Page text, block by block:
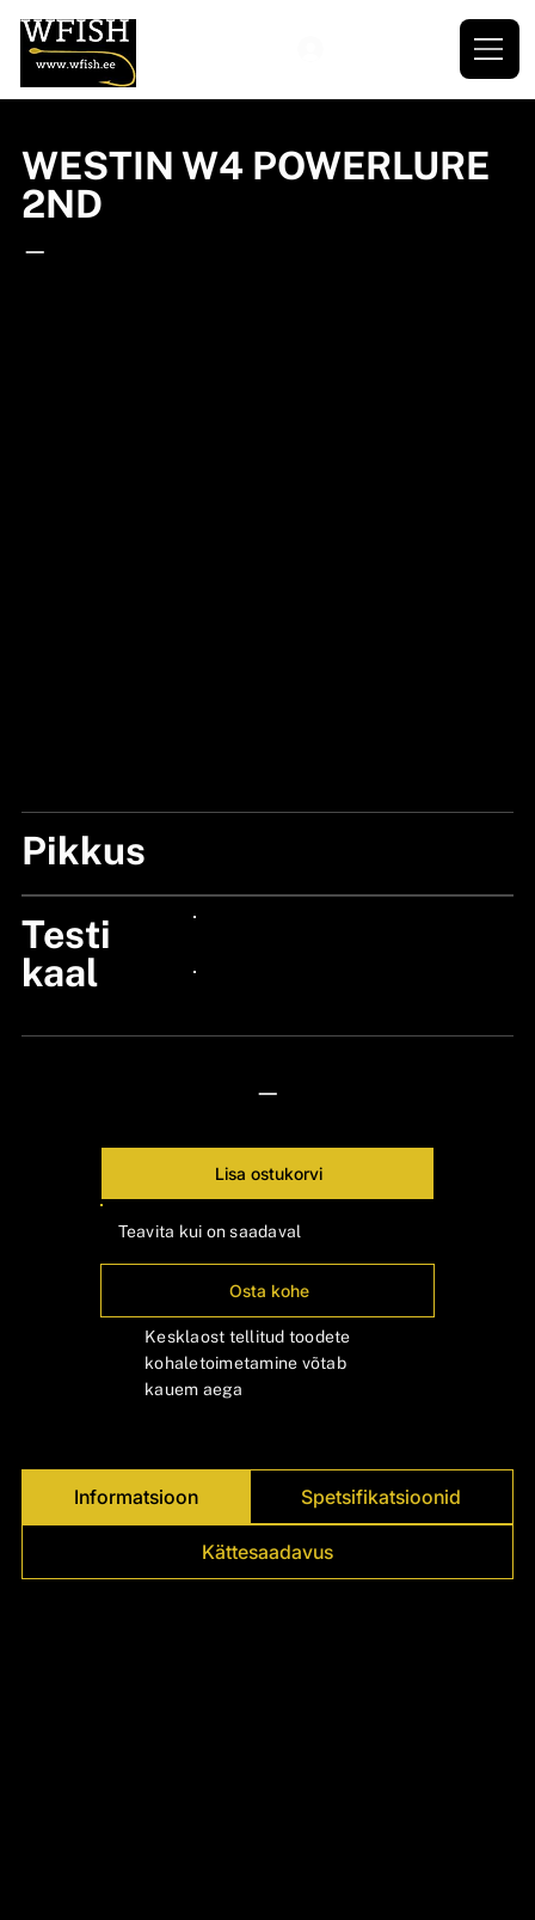
Pikkus
Testi
kaal
—
Lisa ostukorvi
Teavita kui on saadaval
Osta kohe
Kesklaost tellitud toodete
kohaletoimetamine võtab
kauem aega
Informatsioon Spetsifikatsioonid
Kättesaadavus
WESTIN W4 POWERLURE
2ND
—